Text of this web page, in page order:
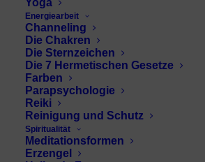
Yoga
Energiearbeit
Channeling
Die Chakren
Die Sternzeichen
Die 7 Hermetischen Gesetze
Farben
Parapsychologie
Reiki
Reinigung und Schutz
Spiritualität
Meditationsformen
Erzengel
obere Welt